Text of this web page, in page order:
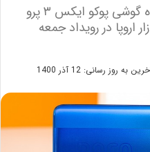
طبق جدیدترین آمار منتشر شده گوشی پوکو ایکس ۳ پرو
اروپا در رویداد جمعه
به روز رسانی: 12 آذر 1400